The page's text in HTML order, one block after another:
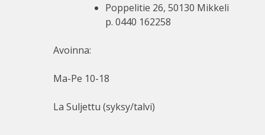
Poppelitie 26, 50130 Mikkeli
p. 0440 162258
Avoinna:
Ma-Pe 10-18
La Suljettu (syksy/talvi)